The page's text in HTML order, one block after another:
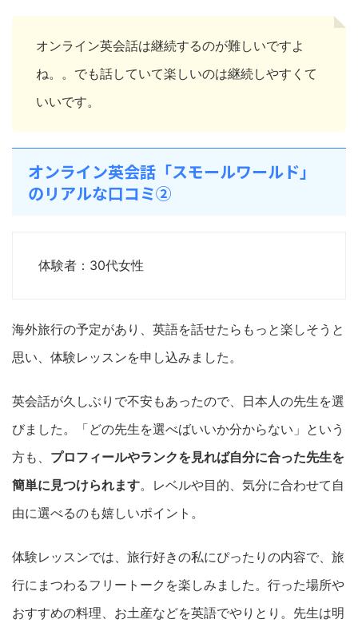
オンライン英会話は継続するのが難しいですよ
ね。。でも話していて楽しいのは継続しやすくて
いいです。
オンライン英会話「スモールワールド」
のリアルな口コミ②
体験者：30代女性
海外旅行の予定があり、英語を話せたらもっと楽しそうと
思い、体験レッスンを申し込みました。
英会話が久しぶりで不安もあったので、日本人の先生を選
びました。「どの先生を選べばいいか分からない」という
方も、 プロフィールやランクを見れば自分に合った先生を
簡単に見つけられます。レベルや目的、気分に合わせて自
由に選べるのも嬉しいポイント。
体験レッスンでは、旅行好きの私にぴったりの内容で、旅
行にまつわるフリートークを楽しみました。行った場所や
おすすめの料理、お土産などを英語でやりとり。先生は明